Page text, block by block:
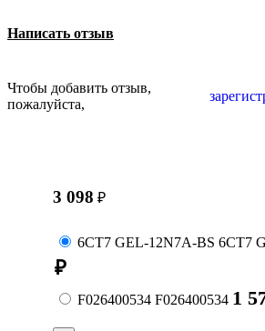
Написать отзыв
Чтобы добавить отзыв,
пожалуйста,
3 098 ₽
6СТ7 GEL-12N7A-BS 6СТ7
₽
F026400534 F026400534 1